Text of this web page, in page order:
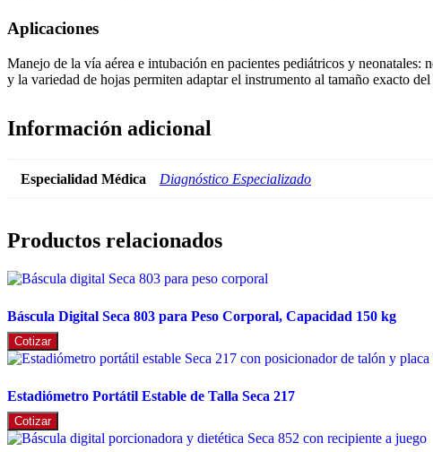
Aplicaciones
Manejo de la vía aérea e intubación en pacientes pediátricos y
y la variedad de hojas permiten adaptar el instrumento al tamaño exacto
Información adicional
Especialidad Médica Diagnóstico Especializado
Productos relacionados
Báscula Digital Seca 803 para Peso Corporal, Capacidad 150 kg
Cotizar
Estadiómetro Portátil Estable de Talla Seca 217
Cotizar